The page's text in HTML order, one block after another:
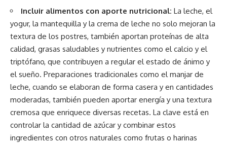
Incluir alimentos con aporte nutricional: La leche, el
yogur, la mantequilla y la crema de leche no solo mejoran la
textura de los postres, también aportan proteínas de alta
calidad, grasas saludables y nutrientes como el calcio y el
triptófano, que contribuyen a regular el estado de ánimo y
el sueño. Preparaciones tradicionales como el manjar de
leche, cuando se elaboran de forma casera y en cantidades
moderadas, también pueden aportar energía y una textura
cremosa que enriquece diversas recetas. La clave está en
controlar la cantidad de azúcar y combinar estos
ingredientes con otros naturales como frutas o harinas